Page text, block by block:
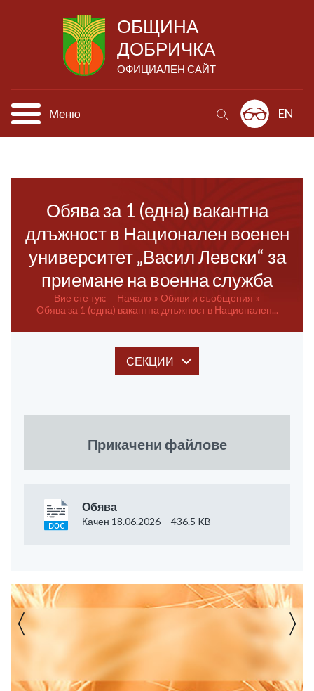
ОБЩИНА
ДОБРИЧКА
ОФИЦИАЛЕН САЙТ
Меню EN
Обява за 1 (една) вакантна
длъжност в Национален военен
университет „Васил Левски“ за
приемане на военна служба
Вие сте тук: Начало
Обяви и съобщения
Обява за 1 (една) вакантна длъжност в Национален...
СЕКЦИИ
Прикачени файлове
Обява
Качен 18.06.2026 436.5 KB